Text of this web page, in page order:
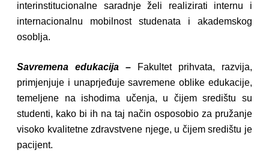
interinstitucionalne saradnje želi realizirati internu i
internacionalnu mobilnost studenata i akademskog
osoblja.
Savremena edukacija –
Fakultet prihvata, razvija,
primjenjuje i unaprjeđuje savremene oblike edukacije,
temeljene na ishodima učenja, u čijem središtu su
studenti, kako bi ih na taj način osposobio za pružanje
visoko kvalitetne zdravstvene njege, u čijem središtu je
pacijent.